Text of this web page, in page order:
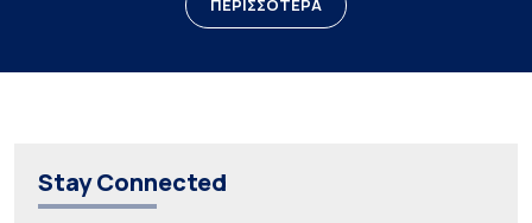
ΠΕΡΙΣΣΟΤΕΡΑ
Stay Connected